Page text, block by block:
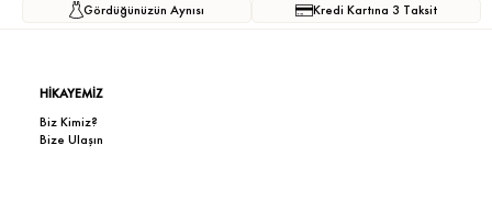
Gördüğünüzün Aynısı
Kredi Kartına 3 Taksit
HİKAYEMİZ
Biz Kimiz?
Bize Ulaşın